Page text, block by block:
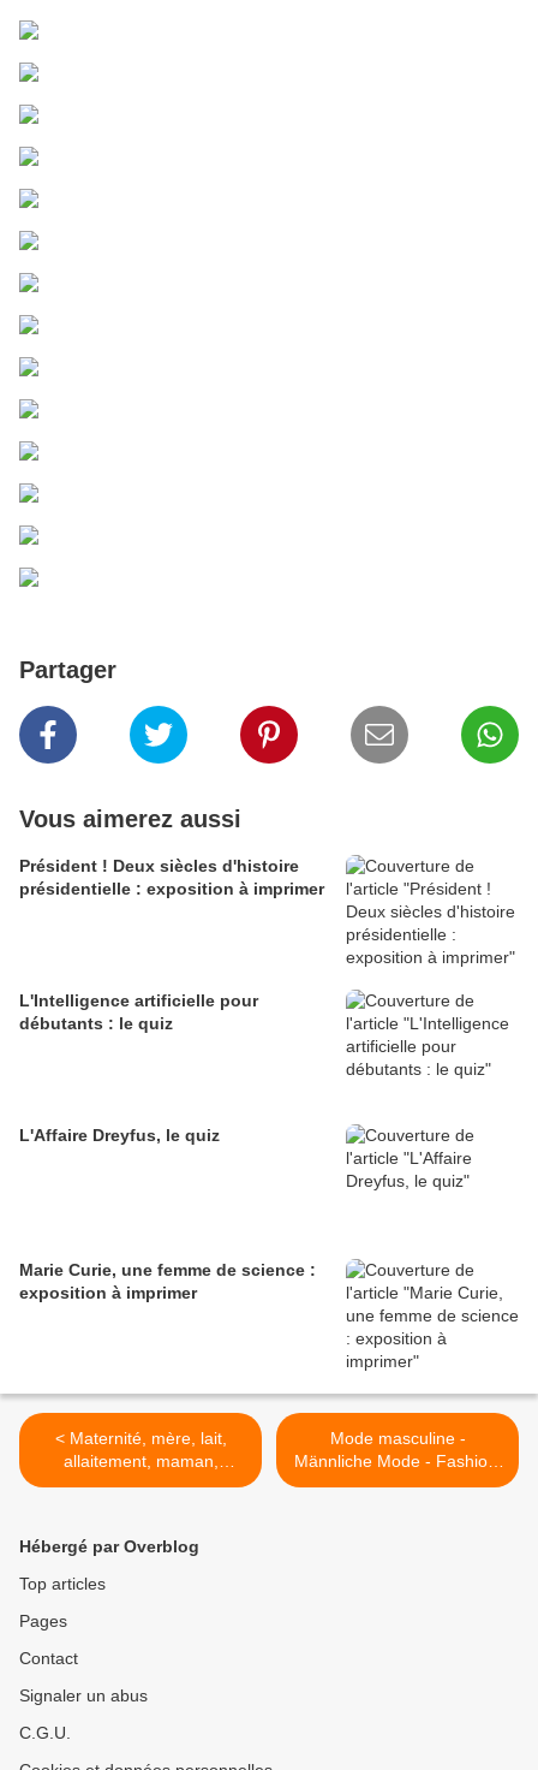
Partager
Vous aimerez aussi
Président ! Deux siècles d'histoire
présidentielle : exposition à imprimer
L'Intelligence artificielle pour
débutants : le quiz
L'Affaire Dreyfus, le quiz
Marie Curie, une femme de science :
exposition à imprimer
< Maternité, mère, lait,
allaitement, maman,
nounou, accouchement,
Mode masculine -
Männliche Mode - Fashion,
Mens >
Hébergé par Overblog
Top articles
Pages
Contact
Signaler un abus
C.G.U.